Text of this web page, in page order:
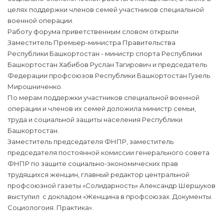
целях поддержки членов семей участников специальной
военной операции.
Работу форума приветственным словом открыли
Заместитель Премьер-министра Правительства
Республики Башкортостан - министр спорта Республики
Башкортостан Хабибов Руслан Тагирович и председатель
Федерации профсоюзов Республики Башкортостан Гузель
Мирошниченко.
По мерам поддержки участников специальной военной
операции и членов их семей доложила министр семьи,
труда и социальной защиты населения Республики
Башкортостан.
Заместитель председателя ФНПР, заместитель
председателя постоянной комиссии генерального совета
ФНПР по защите социально-экономических прав
трудящихся женщин, главный редактор центральной
профсоюзной газеты «Солидарность» Александр Шершуков
выступил с докладом «Женщина в профсоюзах. Документы.
Социологоия. Практика».